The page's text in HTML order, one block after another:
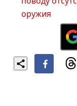
оружия